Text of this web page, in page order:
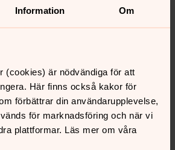
Information Om
(cookies) är nödvändiga för att
Här finns också kakor för
förbättrar din användarupplevelse,
för marknadsföring och när vi
plattformar. Läs mer om våra
stift